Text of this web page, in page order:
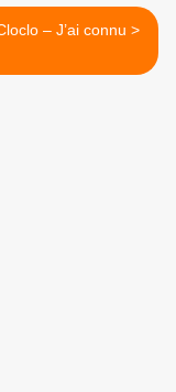
P194 Cloclo – J’ai connu >